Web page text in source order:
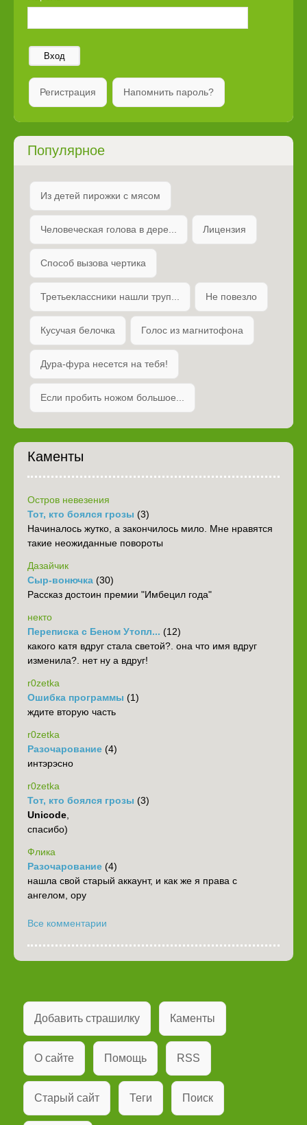
Вход
Регистрация Напомнить пароль?
Популярное
Из детей пирожки с мясом
Человеческая голова в дере... Лицензия
Способ вызова чертика
Третьеклассники нашли труп... Не повезло
Кусучая белочка Голос из магнитофона
Дура-фура несется на тебя!
Если пробить ножом большое...
Каменты
Остров невезения
Тот, кто боялся грозы (3)
Начиналось жутко, а закончилось мило. Мне нравятся
такие неожиданные повороты
Дазайчик
Сыр-вонючка (30)
Рассказ достоин премии "Имбецил года"
некто
Переписка с Беном Утопл... (12)
какого катя вдруг стала светой?. она что имя вдруг
изменила?. нет ну а вдруг!
r0zetka
Ошибка программы (1)
ждите вторую часть
r0zetka
Разочарование (4)
интэрэсно
r0zetka
Тот, кто боялся грозы (3)
Unicode
спасибо)
Флика
Разочарование (4)
нашла свой старый аккаунт, и как же я права с
ангелом, ору
Все комментарии
Добавить страшилку Каменты
О сайте Помощь RSS
Старый сайт Теги Поиск